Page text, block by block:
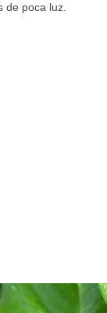
de poca luz.